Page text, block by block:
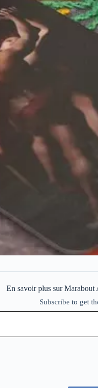
En savoir plus sur
Subscribe to get